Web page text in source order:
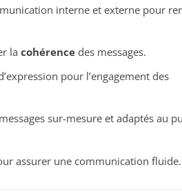
interne et externe pour
la cohérencedes messages.
pour l’engagement des
sur-mesure et adaptés au
assurer une communication fluide.